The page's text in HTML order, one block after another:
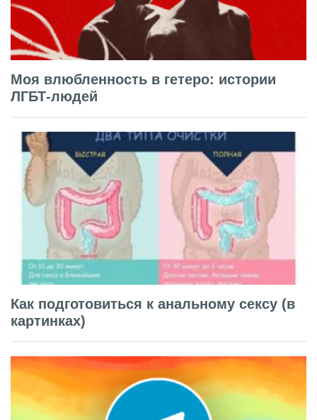
Моя влюбленность в гетеро: истории
ЛГБТ-людей
Как подготовиться к анальному сексу (в
картинках)